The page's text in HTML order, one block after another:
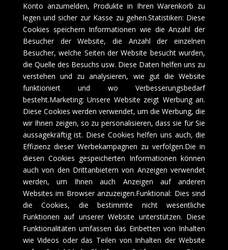
Konto anzumelden, Produkte in Ihren Warenkorb zu
legen und sicher zur Kasse zu gehen.Statistiken: Diese
Cookies speichern Informationen wie die Anzahl der
Besucher der Website, die Anzahl der einzelnen
Besucher, welche Seiten der Website besucht wurden,
die Quelle des Besuchs usw. Diese Daten helfen uns zu
verstehen und zu analysieren, wie gut die Website
funktioniert und wo Verbesserungsbedarf
besteht.Marketing: Unsere Website zeigt Werbung an.
Diese Cookies werden verwendet, um die Werbung, die
wir Ihnen zeigen, so zu personalisieren, dass sie für Sie
aussagekräftig ist. Diese Cookies helfen uns auch, die
Effizienz dieser Werbekampagnen zu verfolgen.Die in
diesen Cookies gespeicherten Informationen können
auch von den Drittanbietern von Anzeigen verwendet
werden, um Ihnen auch Anzeigen auf anderen
Websites im Browser anzuzeigen.Funktional: Dies sind
die Cookies, die bestimmte nicht wesentliche
Funktionen auf unserer Website unterstützen. Diese
Funktionalitäten umfassen das Einbetten von Inhalten
wie Videos oder das Teilen von Inhalten der Website